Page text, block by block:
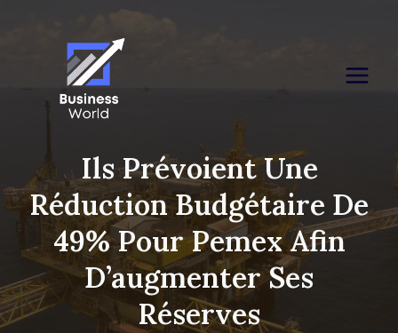
Ils Prévoient Une
Réduction Budgétaire De
49% Pour Pemex Afin
D’augmenter Ses
Réserves